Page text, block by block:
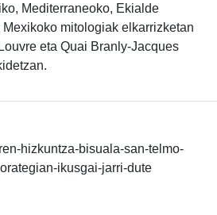
Mediterraneoko, Ekialde
mitologiak elkarrizketan
eta Quai Branly-Jacques